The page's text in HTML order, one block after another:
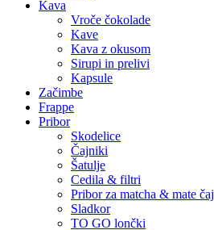
Kava
Vroče čokolade
Kave
Kava z okusom
Sirupi in prelivi
Kapsule
Začimbe
Frappe
Pribor
Skodelice
Čajniki
Šatulje
Cedila & filtri
Pribor za matcha & mate čaj
Sladkor
TO GO lončki